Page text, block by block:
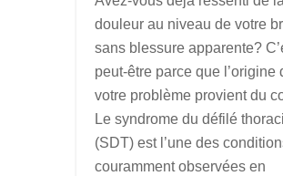
douleur au niveau de votre
sans blessure apparente?
peut-être parce que l’origine
votre problème provient du
Le syndrome du défilé
(SDT) est l’une des
couramment observées en